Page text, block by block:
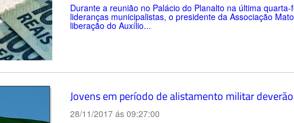
Durante a reunião no Palácio do Planalto na última
lideranças municipalistas, o presidente da Associação
liberação do Auxílio...
Jovens em período de alistamento militar
28/11/2017 ás 09:27:00